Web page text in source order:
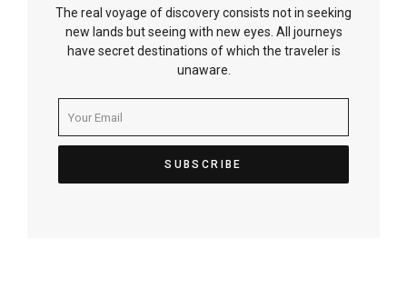
The real voyage of discovery consists not in seeking
new lands but seeing with new eyes. All journeys
have secret destinations of which the traveler is
unaware.